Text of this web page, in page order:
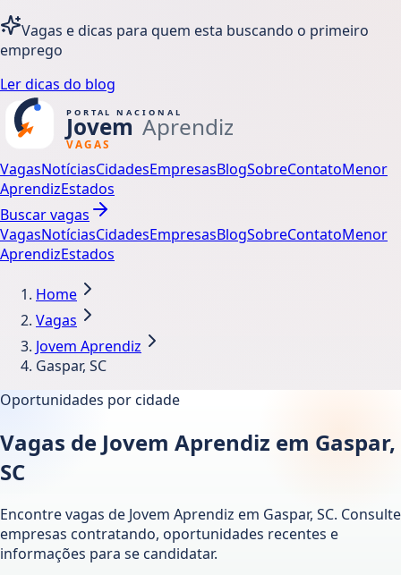
Vagas e dicas para quem esta buscando o primeiro
emprego
Ler dicas do blog
VagasNotíciasCidadesEmpresasBlogSobreContatoMenor
AprendizEstados
Buscar vagas
VagasNotíciasCidadesEmpresasBlogSobreContatoMenor
AprendizEstados
Home
Vagas
Jovem Aprendiz
Gaspar, SC
Oportunidades por cidade
Vagas de Jovem Aprendiz em Gaspar,
SC
Encontre vagas de Jovem Aprendiz em Gaspar, SC. Consulte
empresas contratando, oportunidades recentes e
informações para se candidatar.